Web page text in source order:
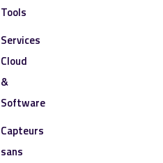
Tools
Services
Cloud
&
Software
Capteurs
sans